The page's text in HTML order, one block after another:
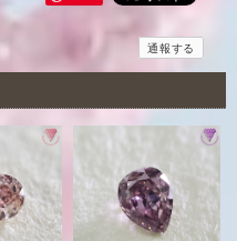
通報する